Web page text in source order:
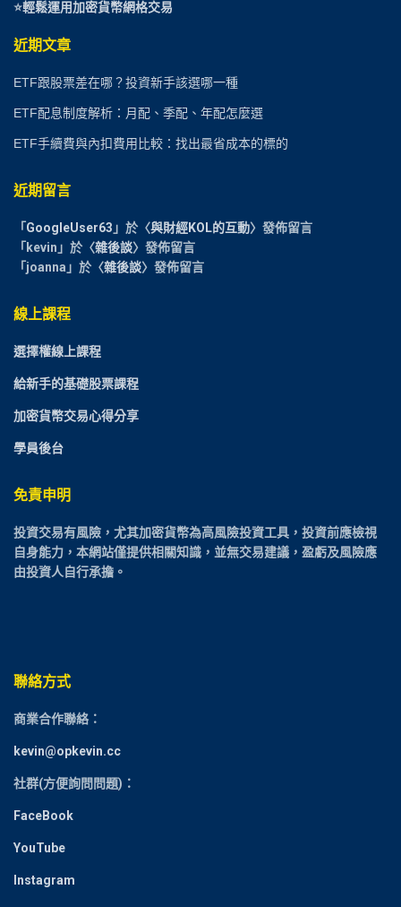
⭐輕鬆運用加密貨幣網格交易
近期文章
ETF跟股票差在哪？投資新手該選哪一種
ETF配息制度解析：月配、季配、年配怎麼選
ETF手續費與內扣費用比較：找出最省成本的標的
近期留言
「 GoogleUser63 」於〈與財經KOL的互動〉發佈留言
「 kevin 」於〈雜後談〉發佈留言
「 joanna 」於〈雜後談〉發佈留言
線上課程
選擇權線上課程
給新手的基礎股票課程
加密貨幣交易心得分享
學員後台
免責申明
投資交易有風險，尤其加密貨幣為高風險投資工具，投資前應檢視
自身能力，本網站僅提供相關知識，並無交易建議，盈虧及風險應
由投資人自行承擔。
聯絡方式
商業合作聯絡：
kevin@opkevin.cc
社群(方便詢問問題)：
FaceBook
YouTube
Instagram